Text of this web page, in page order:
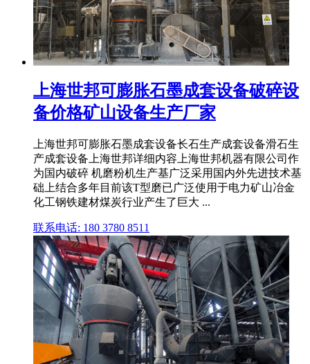
上海世邦可膨胀石墨成套设备破碎设
备价格矿山设备生产厂家
上海世邦可膨胀石墨成套设备长石生产成套设备滑石生
产成套设备上海世邦详细内容上海世邦机器有限公司作
为国内破碎 机磨粉机生产基广泛采用国内外先进技术基
础上结合多年目前该T型磨已广泛使用于电力矿山冶金
化工钢铁建材煤炭行业产生了巨大 ...
联系电话: 180 3780 8511